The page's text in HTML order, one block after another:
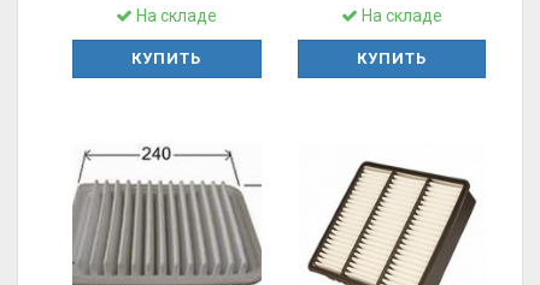
На складе
КУПИТЬ
На складе
КУПИТЬ